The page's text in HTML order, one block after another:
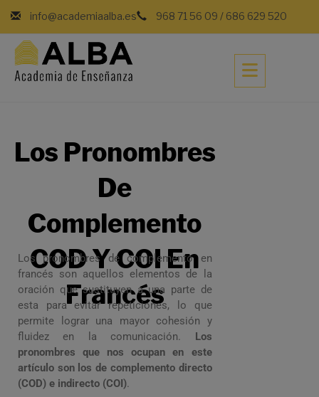
info@academiaalba.es 968 71 56 09 / 686 629 520
Los Pronombres
De
Complemento
COD Y COI En
Francés
Los pronombres de complemento en
francés son aquellos elementos de la
oración que sustituyen a una parte de
esta para evitar repeticiones, lo que
permite lograr una mayor cohesión y
fluidez en la comunicación. Los
pronombres que nos ocupan en este
artículo son los de complemento directo
(COD) e indirecto (COI).